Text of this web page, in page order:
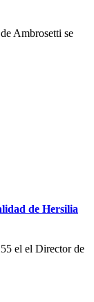
Ambrosetti se
de Hersilia
el el Director de